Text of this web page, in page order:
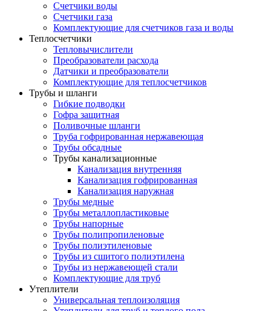
Счетчики воды
Счетчики газа
Комплектующие для счетчиков газа и воды
Теплосчетчики
Тепловычислители
Преобразователи расхода
Датчики и преобразователи
Комплектующие для теплосчетчиков
Трубы и шланги
Гибкие подводки
Гофра защитная
Поливочные шланги
Труба гофрированная нержавеющая
Трубы обсадные
Трубы канализационные
Канализация внутренняя
Канализация гофрированная
Канализация наружная
Трубы медные
Трубы металлопластиковые
Трубы напорные
Трубы полипропиленовые
Трубы полиэтиленовые
Трубы из сшитого полиэтилена
Трубы из нержавеющей стали
Комплектующие для труб
Утеплители
Универсальная теплоизоляция